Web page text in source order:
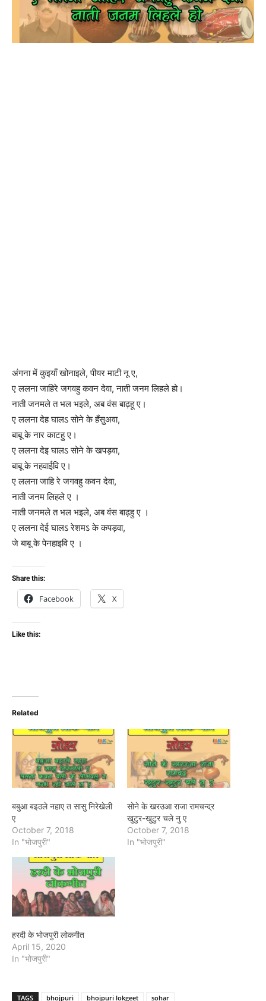
अंगना में कुइयाँ खोनाइले, पीयर माटी नू ए,
ए ललना जाहिरे जगवहु कवन देवा, नाती जनम लिहले हो।
नाती जनमले त भल भइले, अब वंस बाढ़हू ए।
ए ललना देह घालऽ सोने के हँसुअवा,
बाबू के नार काटहु ए।
ए ललना देइ घालऽ सोने के खपड़वा,
बाबू के नहवाईवि ए।
ए ललना जाहि रे जगवहु कवन देवा,
नाती जनम लिहले ए ।
नाती जनमले त भल भइले, अब वंस बाढ़हु ए ।
ए ललना देई घालऽ रेशमऽ के कपड़वा,
जे बाबू के पेनहाइवि ए ।
Share this:
Facebook X
Like this:
Related
बबुआ बइठले नहाए त सासु निरेखेली
ए
October 7, 2018
In "भोजपुरी"
सोने के खरउआ राजा रामचन्द्र
खुटुर-खुटुर चले नु ए
October 7, 2018
In "भोजपुरी"
हरदी के भोजपुरी लोकगीत
April 15, 2020
In "भोजपुरी"
TAGS bhojpuri bhojpuri lokgeet sohar